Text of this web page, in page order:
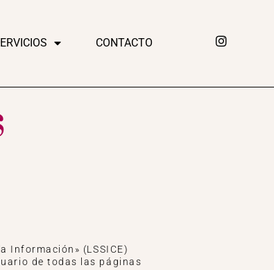
CONTACTO
Información» (LSSICE)
de todas las páginas